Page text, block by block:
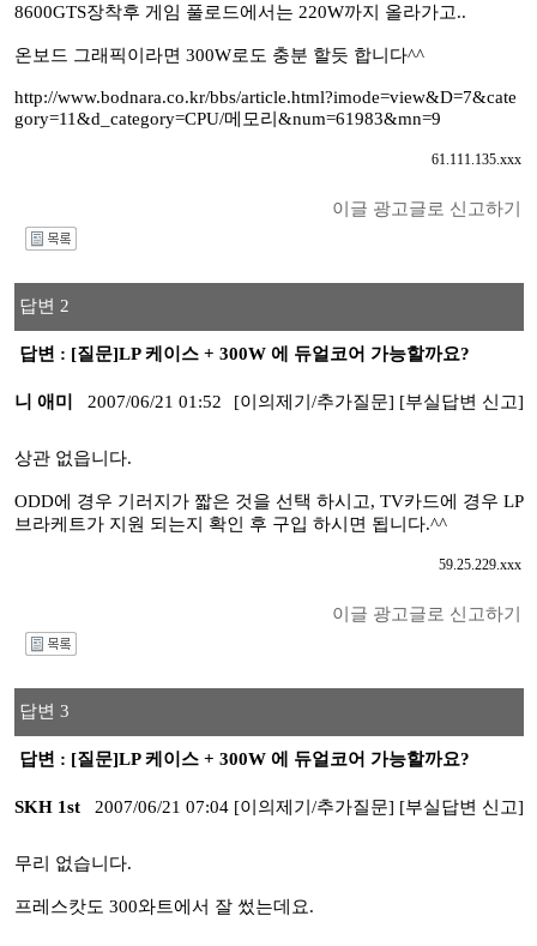
8600GTS장착후 게임 풀로드에서는 220W까지 올라가고..
온보드 그래픽이라면 300W로도 충분 할듯 합니다^^
http://www.bodnara.co.kr/bbs/article.html?imode=view&D=7&cate
gory=11&d_category=CPU/메모리&num=61983&mn=9
61.111.135.xxx
이글 광고글로 신고하기
답변 2
답변 : [질문]LP 케이스 + 300W 에 듀얼코어 가능할까요?
니 애미 2007/06/21 01:52 [이의제기/추가질문] [부실답변 신고]
상관 없읍니다.
ODD에 경우 기러지가 짧은 것을 선택 하시고, TV카드에 경우 LP
브라케트가 지원 되는지 확인 후 구입 하시면 됩니다.^^
59.25.229.xxx
이글 광고글로 신고하기
답변 3
답변 : [질문]LP 케이스 + 300W 에 듀얼코어 가능할까요?
SKH 1st 2007/06/21 07:04 [이의제기/추가질문] [부실답변 신고]
무리 없습니다.
프레스캇도 300와트에서 잘 썼는데요.